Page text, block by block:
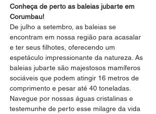
Conheça de perto as baleias jubarte em
Corumbau!
De julho a setembro, as baleias se
encontram em nossa região para acasalar
e ter seus filhotes, oferecendo um
espetáculo impressionante da natureza. As
baleias jubarte são majestosos mamíferos
sociáveis que podem atingir 16 metros de
comprimento e pesar até 40 toneladas.
Navegue por nossas águas cristalinas e
testemunhe de perto esse milagre da vida